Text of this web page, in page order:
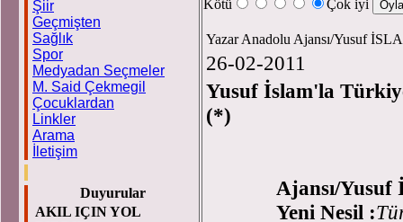
Şiir
Geçmişten
Sağlık
Spor
Medyadan Seçmeler
M. Said Çekmegil
Çocuklardan
Linkler
Arama
İletişim
Duyurular
AKIL IÇIN YOL
Kötü
Çok iyi
Yazar Anadolu Ajansı/Yusuf
26-02-2011
Yusuf İslam'la
(*)
Ajansı/
Yeni Nesil :